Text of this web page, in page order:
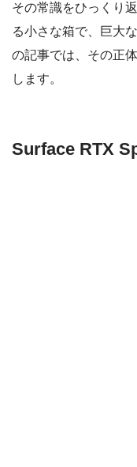
その常識をひっくり
る小さな箱で、巨大
の記事では、その正
します。
Surface RTX